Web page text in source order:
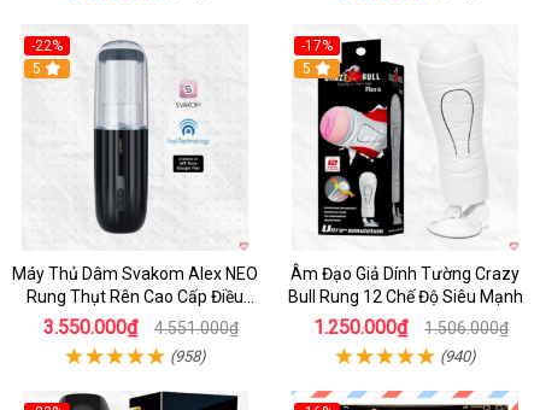
-22%
5
Máy Thủ Dâm Svakom Alex NEO
Rung Thụt Rên Cao Cấp Điều
Khiển App
3.550.000₫ 4.551.000₫
(958)
-17%
5
Âm Đạo Giả Dính Tường Crazy
Bull Rung 12 Chế Độ Siêu Mạnh
1.250.000₫ 1.506.000₫
(940)